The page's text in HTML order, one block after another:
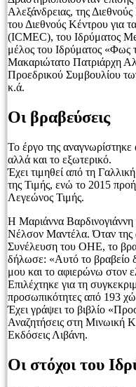
Αλεξάνδρειας, της
του Διεθνούς Κέντρου για
(ICMEC), του Ιδρύματος
μέλος του Ιδρύματος «Φως
Μακαριώτατο Πατριάρχη
Προεδρικού Συμβουλίου
κ.ά.
Οι βραβεύσεις
Το έργο της
αλλά και το εξωτερικό.
Έχει τιμηθεί από τη
της Τιμής, ενώ το 2015
Λεγεώνος Τιμής.
Η Μαριάννα Βαρδινογιάννη
Νέλσον Μαντέλα. Όταν της
Συνέλευση του ΟΗΕ, το
δήλωσε: «Αυτό το βραβείο
μου και το αφιερώνω στον
Επιλέχτηκε για τη
προσωπικότητες από 193
Έχει γράψει το βιβλίο
Αναζητήσεις στη Μινωική
Εκδόσεις Λιβάνη.
Οι στόχοι του